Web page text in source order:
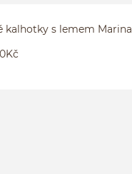
kalhotky s lemem Marina